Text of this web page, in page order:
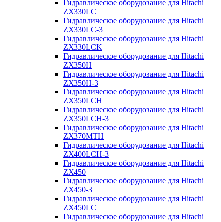
Гидравлическое оборудование для Hitachi
ZX330LC
Гидравлическое оборудование для Hitachi
ZX330LC-3
Гидравлическое оборудование для Hitachi
ZX330LCK
Гидравлическое оборудование для Hitachi
ZX350H
Гидравлическое оборудование для Hitachi
ZX350H-3
Гидравлическое оборудование для Hitachi
ZX350LCH
Гидравлическое оборудование для Hitachi
ZX350LCH-3
Гидравлическое оборудование для Hitachi
ZX370MTH
Гидравлическое оборудование для Hitachi
ZX400LCH-3
Гидравлическое оборудование для Hitachi
ZX450
Гидравлическое оборудование для Hitachi
ZX450-3
Гидравлическое оборудование для Hitachi
ZX450LC
Гидравлическое оборудование для Hitachi